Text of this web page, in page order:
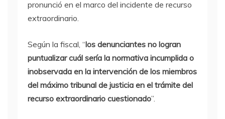
pronunció en el marco del incidente de recurso
extraordinario.
Según la fiscal, “los denunciantes no logran
puntualizar cuál sería la normativa incumplida o
inobservada en la intervención de los miembros
del máximo tribunal de justicia en el trámite del
recurso extraordinario cuestionado”.